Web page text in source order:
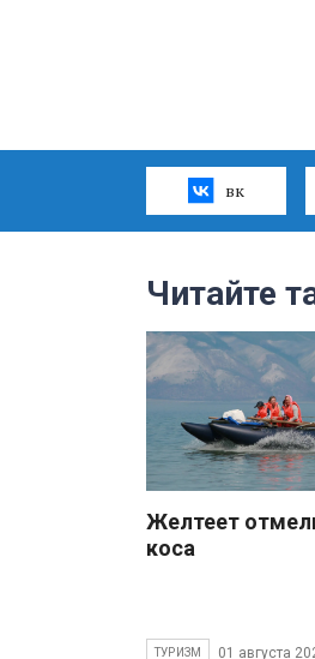
вк
Читайте
Желтеет
коса
ТУРИЗМ 01 августа